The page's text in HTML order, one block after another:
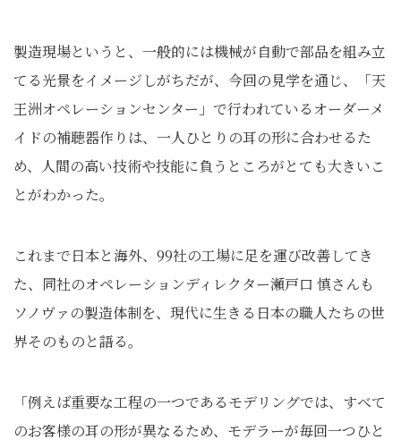
製造現場というと、一般的には機械が自動で部品を組み立
てる光景をイメージしがちだが、今回の見学を通じ、「天
王洲オペレーションセンター」で行われているオーダーメ
イドの補聴器作りは、一人ひとりの耳の形に合わせるた
め、人間の高い技術や技能に負うところがとても大きいこ
とがわかった。
これまで日本と海外、99社の工場に足を運び改善してき
た、同社のオペレーションディレクター瀬戸口 慎さんも
ソノヴァの製造体制を、現代に生きる日本の職人たちの世
界そのものと語る。
「例えば重要な工程の一つであるモデリングでは、すべて
のお客様の耳の形が異なるため、モデラーが毎回一つひと